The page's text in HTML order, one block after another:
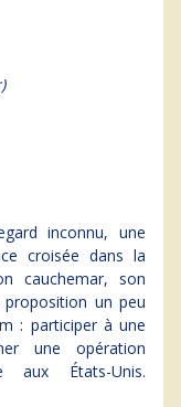
inconnu, une
croisée dans la
cauchemar, son
un peu
: participer à une
une opération
aux États-Unis.